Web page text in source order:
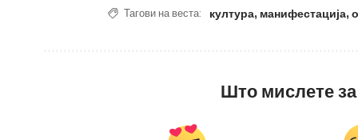
Тагови на веста: култура, манифестација,
Што мислете за